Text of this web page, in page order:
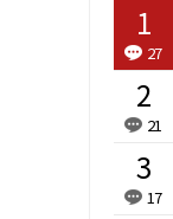
27
21
17